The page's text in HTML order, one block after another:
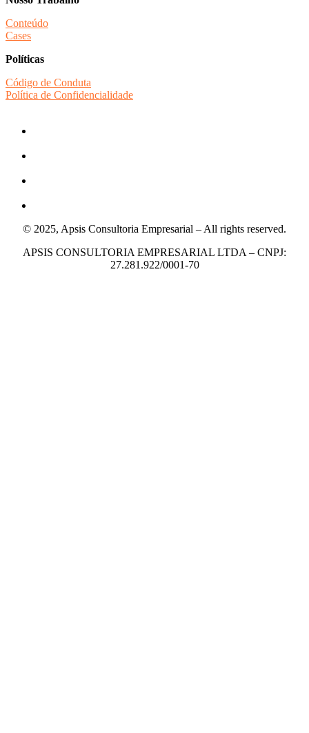
Conteúdo
Cases
Políticas
Código de Conduta
Política de Confidencialidade
© 2025, Apsis Consultoria Empresarial – All rights reserved.
APSIS CONSULTORIA EMPRESARIAL LTDA – CNPJ:
27.281.922/0001-70